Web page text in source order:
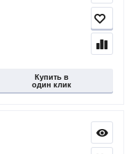
Купить в
один клик